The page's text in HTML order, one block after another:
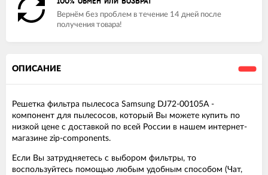
Вернём без проблем в течение 14 дней после
получения товара!
ОПИСАНИЕ
Решетка фильтра пылесоса Samsung DJ72-00105A -
компонент для пылесосов, который Вы можете купить по
низкой цене с доставкой по всей России в нашем интернет-
магазине zip-components.
Если Вы затрудняетесь с выбором фильтры, то
воспользуйтесь помощью любым удобным способом (Чат,